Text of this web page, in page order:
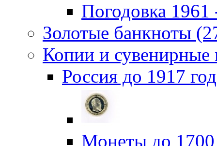
Погодовка 1961
Золотые банкноты
Копии и
Россия до 1917
Монеты до 1700